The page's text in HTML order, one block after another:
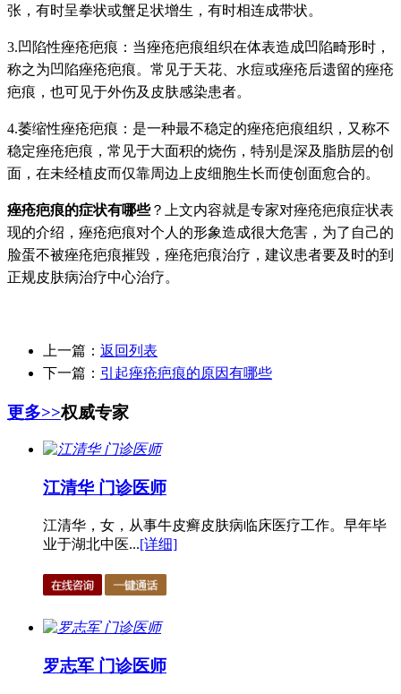
张，有时呈拳状或蟹足状增生，有时相连成带状。
3.凹陷性痤疮疤痕：当痤疮疤痕组织在体表造成凹陷畸形时，
称之为凹陷痤疮疤痕。常见于天花、水痘或痤疮后遗留的痤疮
疤痕，也可见于外伤及皮肤感染患者。
4.萎缩性痤疮疤痕：是一种最不稳定的痤疮疤痕组织，又称不
稳定痤疮疤痕，常见于大面积的烧伤，特别是深及脂肪层的创
面，在未经植皮而仅靠周边上皮细胞生长而使创面愈合的。
痤疮疤痕的症状有哪些？上文内容就是专家对痤疮疤痕症状表
现的介绍，痤疮疤痕对个人的形象造成很大危害，为了自己的
脸蛋不被痤疮疤痕摧毁，痤疮疤痕治疗，建议患者要及时的到
正规皮肤病治疗中心治疗。
上一篇： 返回列表
下一篇： 引起痤疮疤痕的原因有哪些
更多>>权威专家
江清华 门诊医师
江清华，女，从事牛皮癣皮肤病临床医疗工作。早年毕
业于湖北中医...[详细]
罗志军 门诊医师